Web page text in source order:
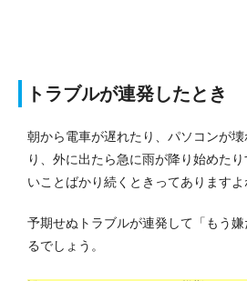
トラブルが連発したとき
朝から電車が遅れたり、パソコンが
り、外に出たら急に雨が降り始めた
いことばかり続くときってありますよ
予期せぬトラブルが連発して「もう
るでしょう。